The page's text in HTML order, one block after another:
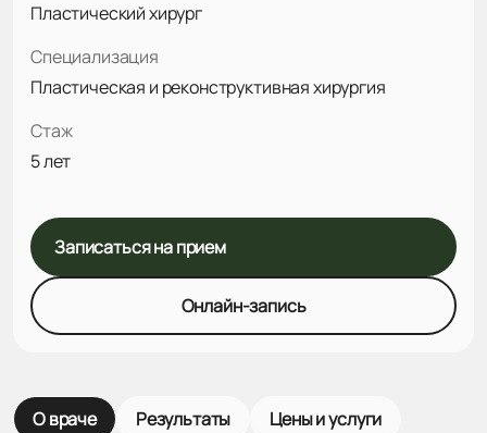
Пластический хирург
Специализация
Пластическая и реконструктивная хирургия
Стаж
5 лет
Записаться на прием
Онлайн-запись
О враче Результаты Цены и услуги